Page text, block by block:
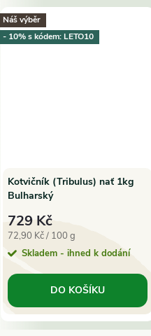
Náš výběr
- 10% s kódem: LETO10
Kotvičník (Tribulus) nať 1kg
Bulharský
729 Kč
Měrná
cena:
72,90 Kč / 100 g
Skladem - ihned k dodání
DO KOŠÍKU